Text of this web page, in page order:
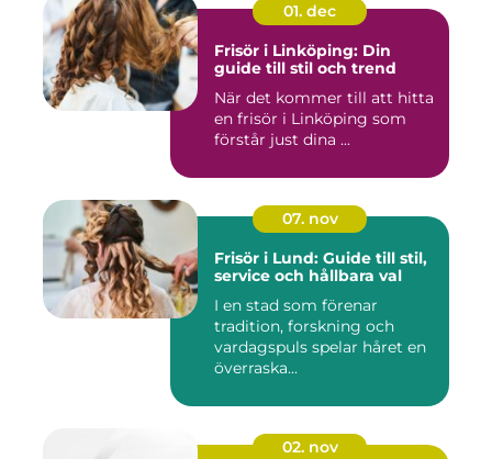
01. dec
Frisör i Linköping: Din
guide till stil och trend
När det kommer till att hitta
en frisör i Linköping som
förstår just dina ...
07. nov
Frisör i Lund: Guide till stil,
service och hållbara val
I en stad som förenar
tradition, forskning och
vardagspuls spelar håret en
överraska...
02. nov